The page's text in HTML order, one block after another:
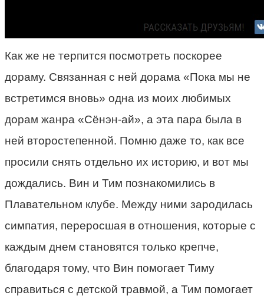
Как же не терпится посмотреть поскорее
дораму. Связанная с ней дорама «Пока мы не
встретимся вновь» одна из моих любимых
дорам жанра «Сёнэн-ай», а эта пара была в
ней второстепенной. Помню даже то, как все
просили снять отдельно их историю, и вот мы
дождались. Вин и Тим познакомились в
Плавательном клубе. Между ними зародилась
симпатия, переросшая в отношения, которые с
каждым днем становятся только крепче,
благодаря тому, что Вин помогает Тиму
справиться с детской травмой, а Тим помогает